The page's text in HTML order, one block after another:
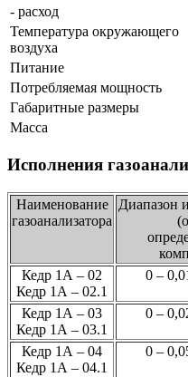
- расход
Температура окружающего
воздуха
Питание
Потребляемая мощность
Габаритные размеры
Масса
Исполнения
Наименование
газоанализатора
Диапазон
Кедр 1А – 02
Кедр 1А – 02.1
0 –
Кедр 1А – 03
Кедр 1А – 03.1
0 –
Кедр 1А – 04
Кедр 1А – 04.1
0 –